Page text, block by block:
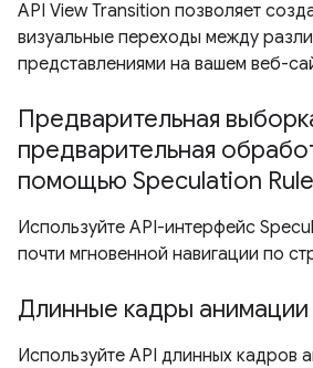
API View Transition позволяет
визуальные переходы между
представлениями на вашем веб-
Предварительная
предварительная
помощью Speculation
Используйте API-интерфейс
почти мгновенной навигации по
Длинные кадры анимации
Используйте API длинных кадров